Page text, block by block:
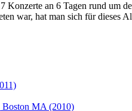
Konzerte an 6 Tagen rund um
war, hat man sich für dieses
MA (2010)